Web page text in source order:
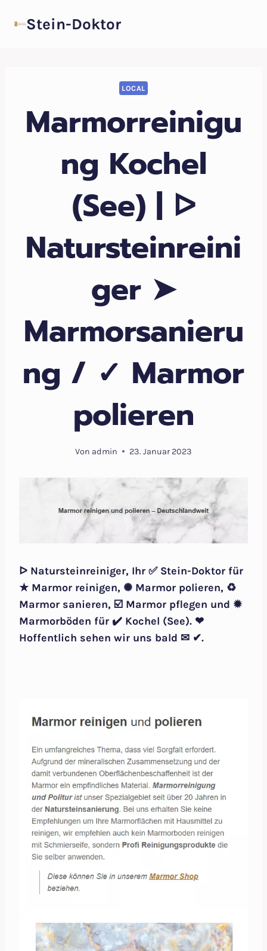
InhaltStein-Doktor
LOCAL
Marmorreinigu
ng Kochel
(See) | ᐅ
Natursteinreini
ger ➤
Marmorsanieru
ng / ✓ Marmor
polieren
Von admin 23. Januar 2023
ᐅ Natursteinreiniger, Ihr ✅ Stein-Doktor für
★ Marmor reinigen, ✺ Marmor polieren, ♻
Marmor sanieren, ☑️ Marmor pflegen und ✹
Marmorböden für ✔️ Kochel (See). ❤
Hoffentlich sehen wir uns bald ✉ ✔.